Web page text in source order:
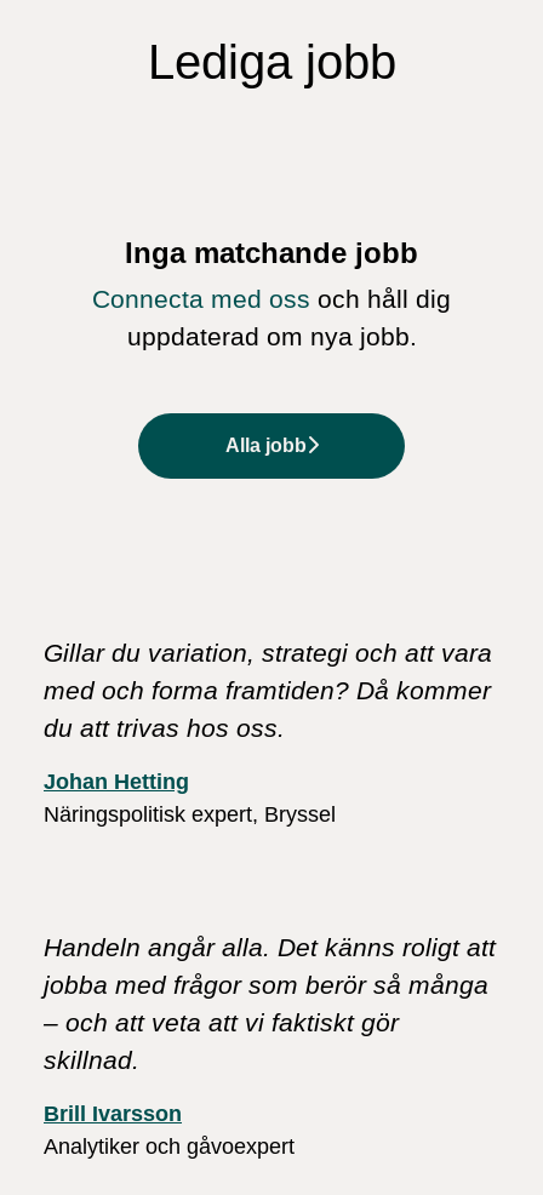
Lediga jobb
Inga matchande jobb
Connecta med oss och håll dig
uppdaterad om nya jobb.
Alla jobb
Gillar du variation, strategi och att vara
med och forma framtiden? Då kommer
du att trivas hos oss.
Johan Hetting
Näringspolitisk expert, Bryssel
Handeln angår alla. Det känns roligt att
jobba med frågor som berör så många
– och att veta att vi faktiskt gör
skillnad.
Brill Ivarsson
Analytiker och gåvoexpert